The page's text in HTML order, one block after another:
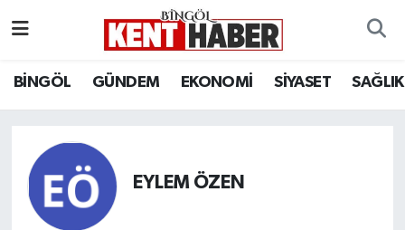
BİNGÖL GÜNDEM EKONOMİ SİYASET SAĞLIK
EYLEM ÖZEN
BİLİM-TEKNOLOJİ
DÜNYA
EĞİTİM
Bingöl Hava Durumu
Bingöl Namaz Vakitleri
Bingöl Trafik Yoğunluk Haritası